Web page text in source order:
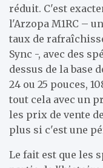
réduit. C'est
l'Arzopa M1RC –
taux de
Sync -, avec des
dessus de la base
24 ou 25 pouces,
tout cela avec un
les prix de vente
plus si c'est une
Le fait est que les